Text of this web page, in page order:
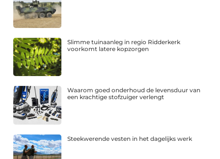
Slimme tuinaanleg in regio Ridderkerk
voorkomt latere kopzorgen
Waarom goed onderhoud de levensduur van
een krachtige stofzuiger verlengt
Steekwerende vesten in het dagelijks werk